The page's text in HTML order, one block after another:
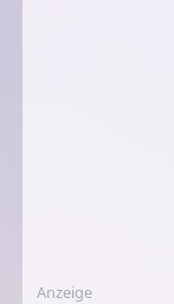
Anzeige